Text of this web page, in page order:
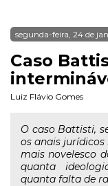
segunda-feira, 24 de
Caso
Luiz Flávio Gomes
O caso Battisti,
os anais
mais novelesco
quanta
quanta falta de